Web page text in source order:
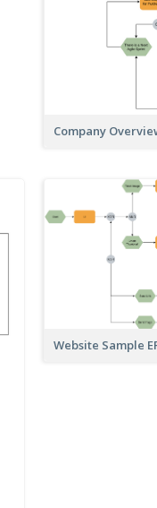
Company
Website Sample